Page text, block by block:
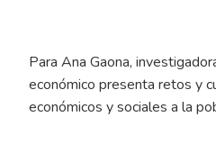
Para Ana Gaona,
económico presenta retos y
económicos y sociales a la